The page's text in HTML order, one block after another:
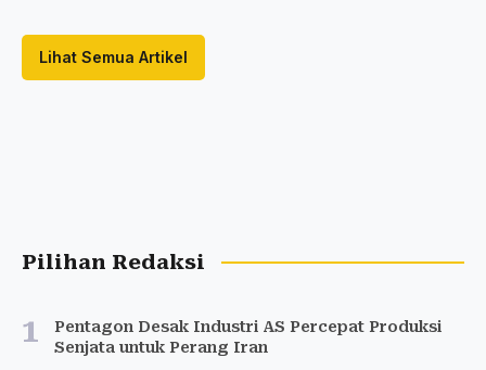
Lihat Semua Artikel
Pilihan Redaksi
1
Pentagon Desak Industri AS Percepat Produksi
Senjata untuk Perang Iran